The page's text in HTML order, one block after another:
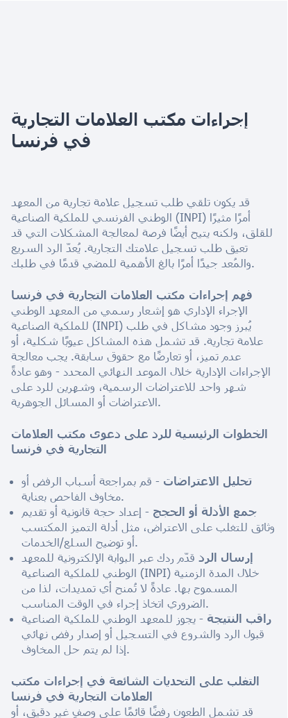
إجراءات مكتب العلامات التجارية
في فرنسا
قد يكون تلقي طلب تسجيل علامة تجارية من المعهد
الوطني الفرنسي للملكية الصناعية (INPI) أمرًا مثيرًا
للقلق، ولكنه يتيح أيضًا فرصة لمعالجة المشكلات التي قد
تعيق طلب تسجيل علامتك التجارية. يُعدّ الرد السريع
والمُعد جيدًا أمرًا بالغ الأهمية للمضي قدمًا في طلبك.
فهم إجراءات مكتب العلامات التجارية في فرنسا
الإجراء الإداري هو إشعار رسمي من المعهد الوطني
للملكية الصناعية (INPI) يُبرز وجود مشاكل في طلب
علامة تجارية. قد تشمل هذه المشاكل عيوبًا شكلية، أو
عدم تميز، أو تعارضًا مع حقوق سابقة. يجب معالجة
الإجراءات الإدارية خلال الموعد النهائي المحدد - وهو عادةً
شهر واحد للاعتراضات الرسمية، وشهرين للرد على
الاعتراضات أو المسائل الجوهرية.
الخطوات الرئيسية للرد على دعوى مكتب العلامات
التجارية في فرنسا
تحليل الاعتراضات - قم بمراجعة أسباب الرفض أو
مخاوف الفاحص بعناية.
جمع الأدلة أو الحجج - إعداد حجة قانونية أو تقديم
وثائق للتغلب على الاعتراض، مثل أدلة التميز المكتسب
أو توضيح السلع/الخدمات.
إرسال الرد قدّم ردك عبر البوابة الإلكترونية للمعهد
الوطني للملكية الصناعية (INPI) خلال المدة الزمنية
المسموح بها. عادةً لا تُمنح أي تمديدات، لذا من
الضروري اتخاذ إجراء في الوقت المناسب.
راقب النتيجة - يجوز للمعهد الوطني للملكية الصناعية
قبول الرد والشروع في التسجيل أو إصدار رفض نهائي
إذا لم يتم حل المخاوف.
التغلب على التحديات الشائعة في إجراءات مكتب
العلامات التجارية في فرنسا
قد تشمل الطعون رفضًا قائمًا على وصفٍ غير دقيق، أو